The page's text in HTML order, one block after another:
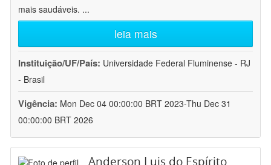
mais saudáveis. ...
leia mais
Instituição/UF/País: Universidade Federal Fluminense - RJ
- Brasil
Vigência: Mon Dec 04 00:00:00 BRT 2023-Thu Dec 31
00:00:00 BRT 2026
Anderson Luis do Espírito